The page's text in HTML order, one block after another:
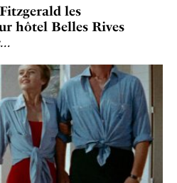
les
hôtel Belles Rives